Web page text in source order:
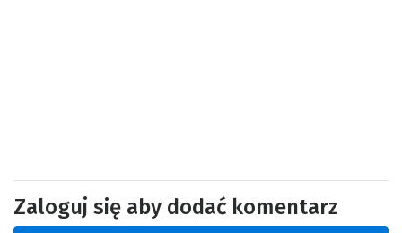
Zaloguj się aby dodać komentarz